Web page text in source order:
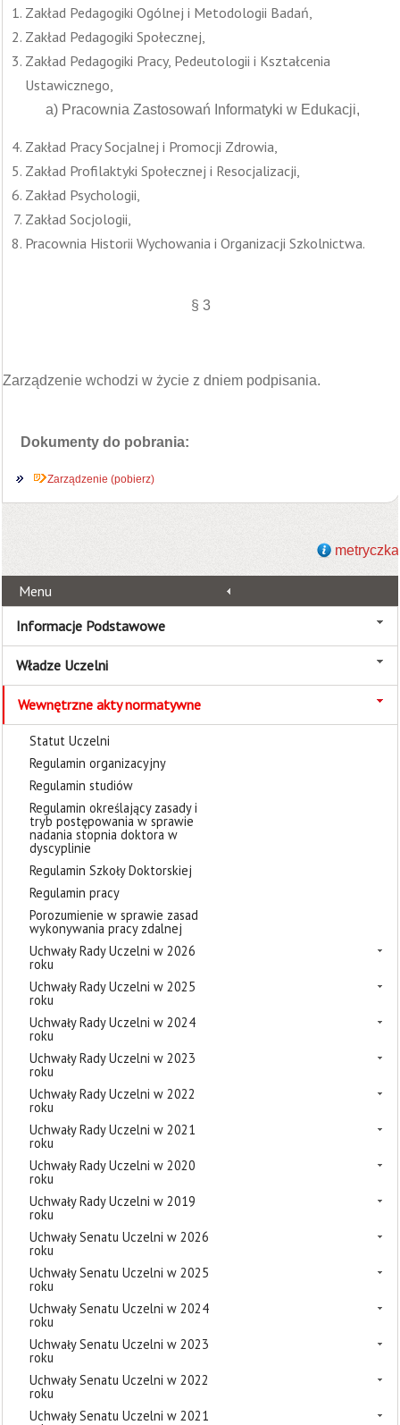
Zakład Pedagogiki Ogólnej i Metodologii Badań,
Zakład Pedagogiki Społecznej,
Zakład Pedagogiki Pracy, Pedeutologii i Kształcenia
Ustawicznego,
a) Pracownia Zastosowań Informatyki w Edukacji,
Zakład Pracy Socjalnej i Promocji Zdrowia,
Zakład Profilaktyki Społecznej i Resocjalizacji,
Zakład Psychologii,
Zakład Socjologii,
Pracownia Historii Wychowania i Organizacji Szkolnictwa.
§ 3
Zarządzenie wchodzi w życie z dniem podpisania.
Dokumenty do pobrania:
Zarządzenie (pobierz)
metryczka
Menu
Informacje Podstawowe
Władze Uczelni
Wewnętrzne akty normatywne
Statut Uczelni
Regulamin organizacyjny
Regulamin studiów
Regulamin określający zasady i
tryb postępowania w sprawie
nadania stopnia doktora w
dyscyplinie
Regulamin Szkoły Doktorskiej
Regulamin pracy
Porozumienie w sprawie zasad
wykonywania pracy zdalnej
Uchwały Rady Uczelni w 2026
roku
Uchwały Rady Uczelni w 2025
roku
Uchwały Rady Uczelni w 2024
roku
Uchwały Rady Uczelni w 2023
roku
Uchwały Rady Uczelni w 2022
roku
Uchwały Rady Uczelni w 2021
roku
Uchwały Rady Uczelni w 2020
roku
Uchwały Rady Uczelni w 2019
roku
Uchwały Senatu Uczelni w 2026
roku
Uchwały Senatu Uczelni w 2025
roku
Uchwały Senatu Uczelni w 2024
roku
Uchwały Senatu Uczelni w 2023
roku
Uchwały Senatu Uczelni w 2022
roku
Uchwały Senatu Uczelni w 2021